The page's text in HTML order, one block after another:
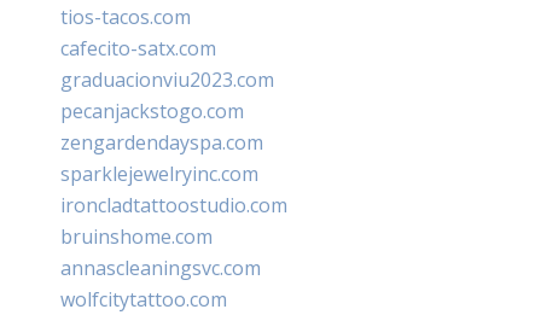
tios-tacos.com
cafecito-satx.com
graduacionviu2023.com
pecanjackstogo.com
zengardendayspa.com
sparklejewelryinc.com
ironcladtattoostudio.com
bruinshome.com
annascleaningsvc.com
wolfcitytattoo.com